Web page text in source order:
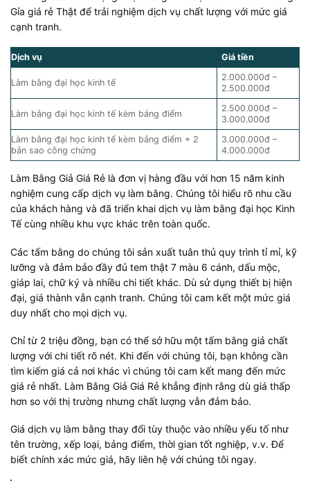
Gỉa giá rẻ Thật để trải nghiệm dịch vụ chất lượng với mức giá
cạnh tranh.
Dịch vụ Giá tiền
Làm bằng đại học kinh tế
2.000.000đ –
2.500.000đ
Làm bằng đại học kinh tế kèm bảng điểm
2.500.000đ –
3.000.000đ
Làm bằng đại học kinh tế kèm bảng điểm + 2
bản sao công chứng
3.000.000đ –
4.000.000đ
Làm Bằng Giả Giá Rẻ là đơn vị hàng đầu với hơn 15 năm kinh
nghiệm cung cấp dịch vụ làm bằng. Chúng tôi hiểu rõ nhu cầu
của khách hàng và đã triển khai dịch vụ làm bằng đại học Kinh
Tế cùng nhiều khu vực khác trên toàn quốc.
Các tấm bằng do chúng tôi sản xuất tuân thủ quy trình tỉ mỉ, kỹ
lưỡng và đảm bảo đầy đủ tem thật 7 màu 6 cánh, dấu mộc,
giáp lai, chữ ký và nhiều chi tiết khác. Dù sử dụng thiết bị hiện
đại, giá thành vẫn cạnh tranh. Chúng tôi cam kết một mức giá
duy nhất cho mọi dịch vụ.
Chỉ từ 2 triệu đồng, bạn có thể sở hữu một tấm bằng giả chất
lượng với chi tiết rõ nét. Khi đến với chúng tôi, bạn không cần
tìm kiếm giá cả nơi khác vì chúng tôi cam kết mang đến mức
giá rẻ nhất. Làm Bằng Giả Giá Rẻ khẳng định rằng dù giá thấp
hơn so với thị trường nhưng chất lượng vẫn đảm bảo.
Giá dịch vụ làm bằng thay đổi tùy thuộc vào nhiều yếu tố như
tên trường, xếp loại, bảng điểm, thời gian tốt nghiệp, v.v. Để
biết chính xác mức giá, hãy liên hệ với chúng tôi ngay.